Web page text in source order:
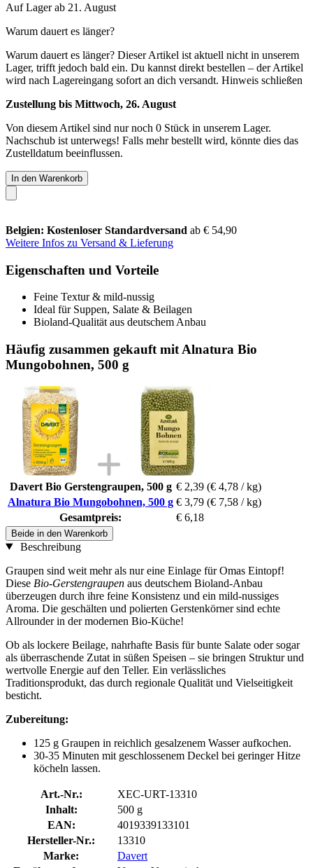
Auf Lager ab 21. August
Warum dauert es länger?
Warum dauert es länger? Dieser Artikel ist aktuell nicht in unserem
Lager, trifft jedoch bald ein. Du kannst direkt bestellen – der Artikel
wird nach Lagereingang sofort an dich versandt. Hinweis schließen
Zustellung bis Mittwoch, 26. August
Von diesem Artikel sind nur noch 0 Stück in unserem Lager.
Nachschub ist unterwegs! Falls mehr bestellt wird, könnte dies das
Zustelldatum beeinflussen.
In den Warenkorb
Belgien: Kostenloser Standardversand ab € 54,90
Weitere Infos zu Versand & Lieferung
Eigenschaften und Vorteile
Feine Textur & mild-nussig
Ideal für Suppen, Salate & Beilagen
Bioland-Qualität aus deutschem Anbau
Häufig zusammen gekauft mit Alnatura Bio
Mungobohnen, 500 g
Davert Bio Gerstengraupen, 500 g € 2,39 (€ 4,78 / kg)
Alnatura Bio Mungobohnen, 500 g € 3,79 (€ 7,58 / kg)
Gesamtpreis:
€ 6,18
Beide in den Warenkorb
Beschreibung
Graupen sind weit mehr als nur eine Einlage für Omas Eintopf!
Diese Bio-Gerstengraupen aus deutschem Bioland-Anbau
überzeugen durch ihre feine Konsistenz und ein mild-nussiges
Aroma. Die geschälten und polierten Gerstenkörner sind echte
Allrounder in der modernen Bio-Küche!
Ob als lockere Beilage, nahrhafte Basis für bunte Salate oder sogar
als überraschende Zutat in süßen Speisen – sie bringen Struktur und
wertvolle Energie auf den Teller. Ein verlässliches
Traditionsprodukt, das durch regionale Qualität und Vielseitigkeit
besticht.
Zubereitung:
125 g Graupen in reichlich gesalzenem Wasser aufkochen.
30-35 Minuten mit geschlossenem Deckel bei geringer Hitze
köcheln lassen.
Art.-Nr.:
XEC-URT-13310
Inhalt:
500 g
EAN:
4019339133101
Hersteller-Nr.:
13310
Marke:
Davert